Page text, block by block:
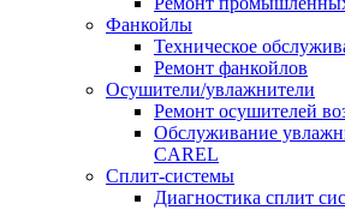
Фанкойлы
Техническое
Ремонт фанкойлов
Осушители/увлажнители
Ремонт осушителей
Обслуживание
CAREL
Сплит-системы
Диагностика сплит